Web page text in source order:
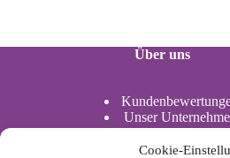
Cookie-
Über uns
Unser
Unsere Partner
Standort